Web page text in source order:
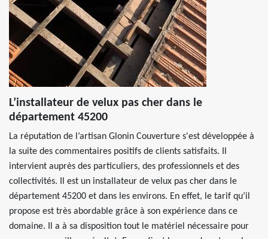
L’installateur de velux pas cher dans le
département 45200
La réputation de l’artisan Glonin Couverture s'est développée à
la suite des commentaires positifs de clients satisfaits. Il
intervient auprès des particuliers, des professionnels et des
collectivités. Il est un installateur de velux pas cher dans le
département 45200 et dans les environs. En effet, le tarif qu’il
propose est très abordable grâce à son expérience dans ce
domaine. Il a à sa disposition tout le matériel nécessaire pour